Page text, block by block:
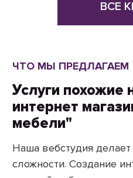
ВСЕ
ЧТО МЫ ПРЕДЛАГАЕМ
Услуги похожие
интернет
мебели"
Наша вебстудия
сложности. Создание